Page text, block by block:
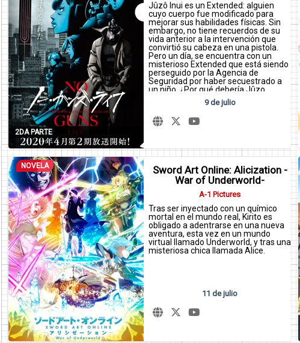
chica con una actitud positiva que
nunca renuncia a sus sueños y la
realista que ha renunciado a los
suyos, eventualmente sacudirá el
curso futuro de este mundo.
2DA PARTE
Jûzô Inui es un Extended: alguien
cuyo cuerpo fue modificado para
mejorar sus habilidades físicas. Sin
embargo, no tiene recuerdos de su
vida anterior a la intervención que
convirtió su cabeza en una pistola.
Pero un día, se encuentra con un
misterioso Extended que está siendo
perseguido por la Agencia de
Seguridad por haber secuestrado a
un niño. ¿Por qué debería Jûzo
9 de julio
NOVELA
Sword Art Online: Alicization -
War of Underworld-
A-1 Pictures
Tras ser inyectado con un químico
mortal en el mundo real, Kirito es
obligado a adentrarse en una nueva
aventura, esta vez en un mundo
virtual llamado Underworld, y tras una
misteriosa chica llamada Alice.
11 de julio